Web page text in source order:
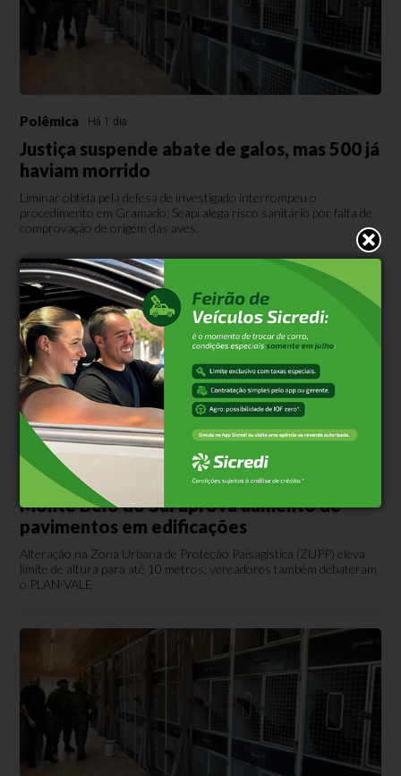
Polêmica Há 1 dia
Justiça suspende abate de galos, mas 500 já
haviam morrido
Liminar obtida pela defesa de investigado interrompeu o
procedimento em Gramado; Seapi alega risco sanitário por falta de
comprovação de origem das aves.
Infraestrutura
Monte Belo do Sul aprova aumento de
pavimentos em edificações
Alteração na Zona Urbana de Proteção Paisagística (ZUPP) eleva
limite de altura para até 10 metros; vereadores também debateram
o PLAN-VALE